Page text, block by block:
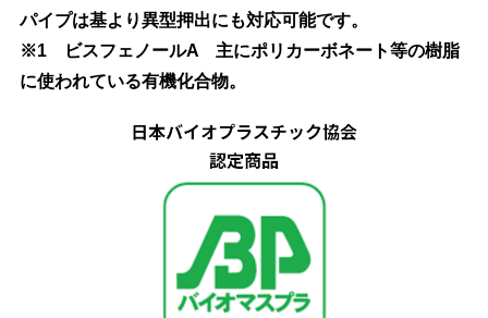
パイプは基より異型押出にも対応可能です。
※1 ビスフェノールA 主にポリカーボネート等の樹脂
に使われている有機化合物。